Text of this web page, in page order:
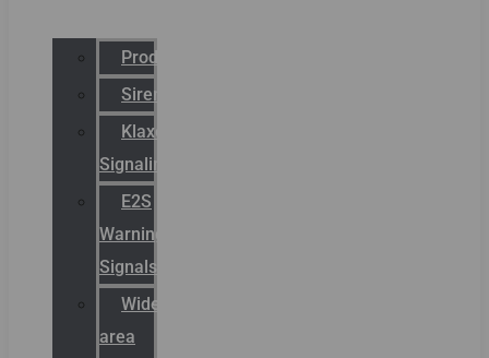
Productcatalogus
Sirena
Klaxon
Signaling
E2S
Warning
Signals
Wide
area